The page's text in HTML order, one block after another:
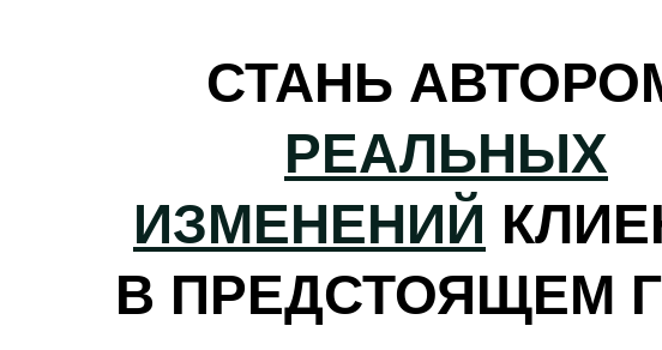
СТАНЬ
РЕАЛЬНЫХ
ИЗМЕНЕНИЙ
В ПРЕДСТОЯЩЕМ